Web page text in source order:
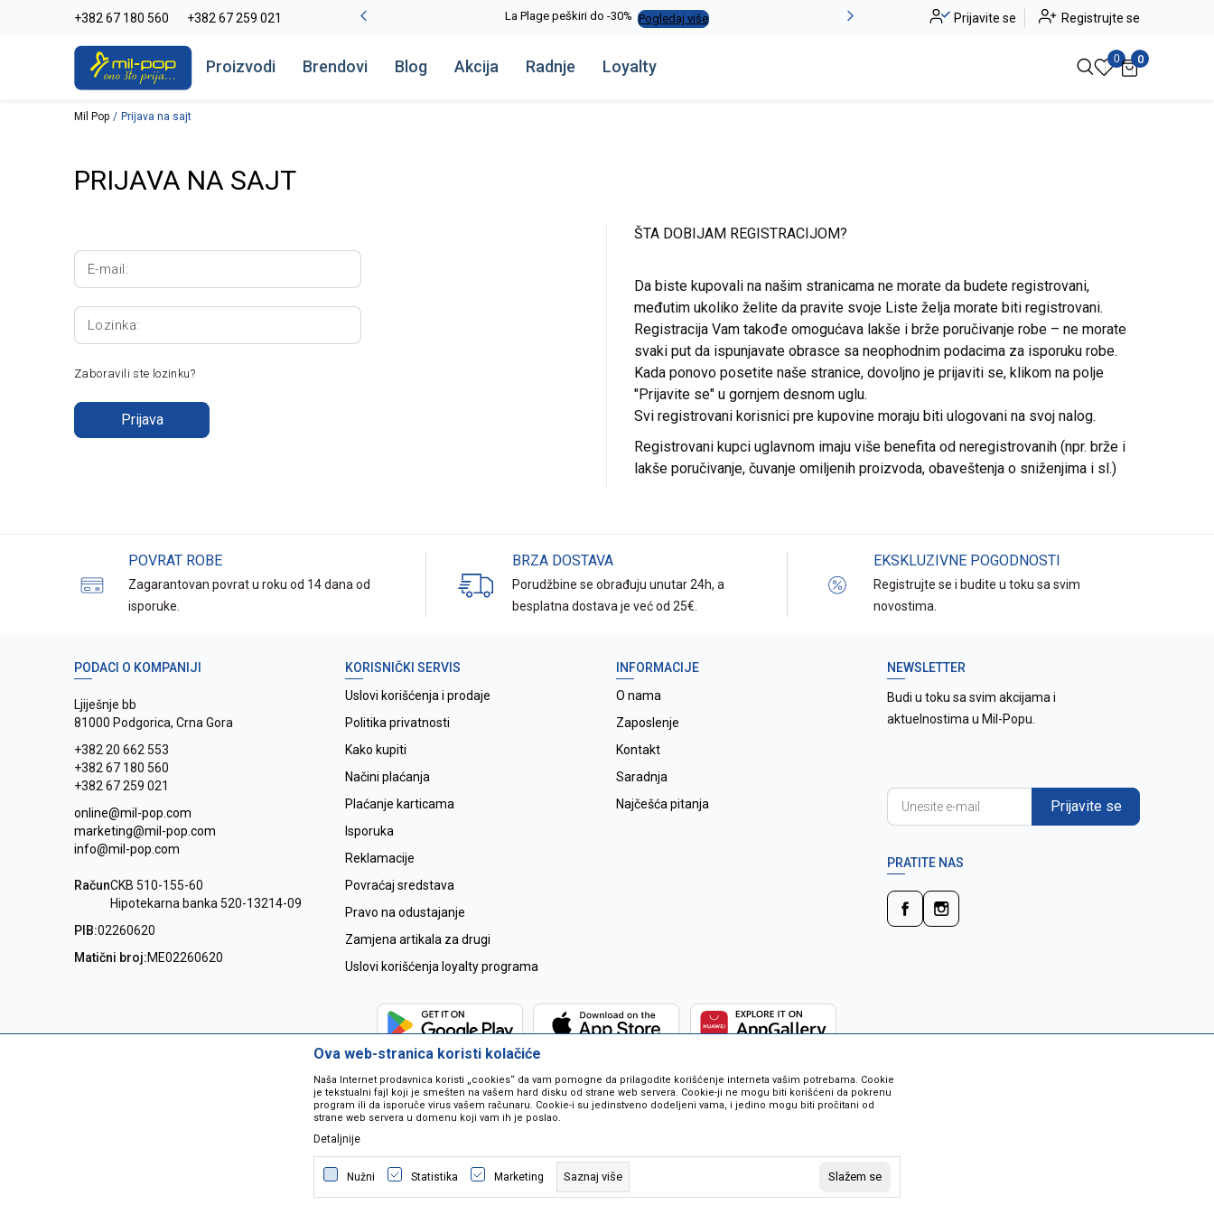
+382 67 180 560 +382 67 259 021
-20% na kompletan asortiman Pogledaj više La Plage peškiri do -30% Pogledaj više Alma Ras do -50% Pogledaj više
Prijavite se Registrujte se
Proizvodi Brendovi Blog Akcija Radnje Loyalty 0 0
Mil Pop Prijava na sajt
PRIJAVA NA SAJT
E-mail:
Lozinka:
Zaboravili ste lozinku?
Prijava
ŠTA DOBIJAM REGISTRACIJOM?
Da biste kupovali na našim stranicama ne morate da budete registrovani,
međutim ukoliko želite da pravite svoje Liste želja morate biti registrovani.
Registracija Vam takođe omogućava lakše i brže poručivanje robe – ne morate
svaki put da ispunjavate obrasce sa neophodnim podacima za isporuku robe.
Kada ponovo posetite naše stranice, dovoljno je prijaviti se, klikom na polje
"Prijavite se" u gornjem desnom uglu.
Svi registrovani korisnici pre kupovine moraju biti ulogovani na svoj nalog.
Registrovani kupci uglavnom imaju više benefita od neregistrovanih (npr. brže i
lakše poručivanje, čuvanje omiljenih proizvoda, obaveštenja o sniženjima i sl.)
POVRAT ROBE
Zagarantovan povrat u roku od 14 dana od
isporuke.
BRZA DOSTAVA
Porudžbine se obrađuju unutar 24h, a
besplatna dostava je već od 25€.
EKSKLUZIVNE POGODNOSTI
Registrujte se i budite u toku sa svim
novostima.
PODACI O KOMPANIJI
Ljiješnje bb
81000 Podgorica, Crna Gora
+382 20 662 553
+382 67 180 560
+382 67 259 021
online@mil-pop.com
marketing@mil-pop.com
info@mil-pop.com
RačunCKB 510-155-60
Hipotekarna banka 520-13214-09
PIB:02260620
Matični broj:ME02260620
KORISNIČKI SERVIS
Uslovi korišćenja i prodaje
Politika privatnosti
Kako kupiti
Načini plaćanja
Plaćanje karticama
Isporuka
Reklamacije
Povraćaj sredstava
Pravo na odustajanje
Zamjena artikala za drugi
Uslovi korišćenja loyalty programa
INFORMACIJE
O nama
Zaposlenje
Kontakt
Saradnja
Najčešća pitanja
NEWSLETTER
Budi u toku sa svim akcijama i
aktuelnostima u Mil-Popu.
Prijavite se
PRATITE NAS
Nastojimo da budemo što precizniji u opisu proizvoda, prikazu slika i samih cijena ali ne možemo garantovati da su sve informacije kompletne i bez
grešaka. Svi artikli na sajtu su dio naše ponude i ne podrazumjeva se da su dostupni u svakom trenutku. Raspoloživost robe možete provjeriti besplatnim
pozivom na broj 067259021.
©2026www.mil-pop.com, IzradaNB SOFT. Sva prava zadržana.
Ova web-stranica koristi kolačiće
Naša Internet prodavnica koristi „cookies“ da vam pomogne da prilagodite korišćenje interneta vašim potrebama. Cookie
je tekstualni fajl koji je smešten na vašem hard disku od strane web servera. Cookie-ji ne mogu biti korišćeni da pokrenu
program ili da isporuče virus vašem računaru. Cookie-i su jedinstveno dodeljeni vama, i jedino mogu biti pročitani od
strane web servera u domenu koji vam ih je poslao.
Detaljnije
Nužni Statistika Marketing Saznaj više Slažem se